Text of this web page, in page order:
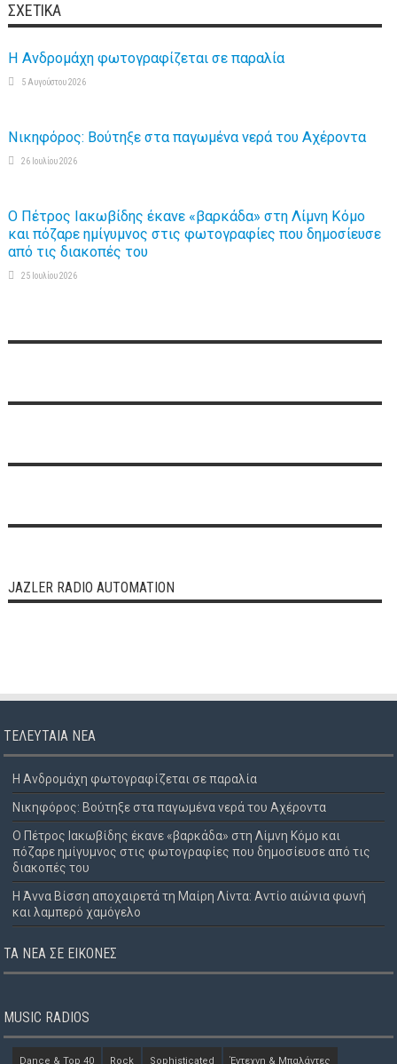
ΣΧΕΤΙΚΆ
Η Ανδρομάχη φωτογραφίζεται σε παραλία
5 Αυγούστου 2026
Νικηφόρος: Βούτηξε στα παγωμένα νερά του Αχέροντα
26 Ιουλίου 2026
Ο Πέτρος Ιακωβίδης έκανε «βαρκάδα» στη Λίμνη Κόμο
και πόζαρε ημίγυμνος στις φωτογραφίες που δημοσίευσε
από τις διακοπές του
25 Ιουλίου 2026
JAZLER RADIO AUTOMATION
ΤΕΛΕΥΤΑΊΑ ΝΈΑ
Η Ανδρομάχη φωτογραφίζεται σε παραλία
Νικηφόρος: Βούτηξε στα παγωμένα νερά του Αχέροντα
Ο Πέτρος Ιακωβίδης έκανε «βαρκάδα» στη Λίμνη Κόμο και
πόζαρε ημίγυμνος στις φωτογραφίες που δημοσίευσε από τις
διακοπές του
Η Άννα Βίσση αποχαιρετά τη Μαίρη Λίντα: Αντίο αιώνια φωνή
και λαμπερό χαμόγελο
ΤΑ ΝΈΑ ΣΕ ΕΙΚΌΝΕΣ
MUSIC RADIOS
Dance & Top 40 Rock Sophisticated Έντεχνη & Μπαλάντες